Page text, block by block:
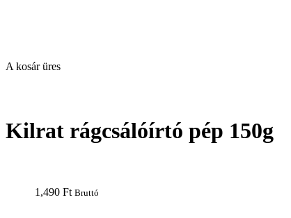
A kosár üres
Kilrat rágcsálóírtó pép 150g
1,490 Ft Bruttó